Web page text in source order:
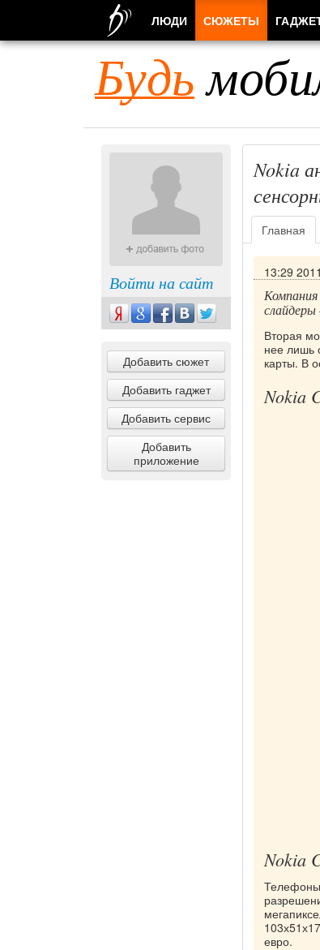
Будь
Войти на сайт
Добавить сюжет
Добавить гаджет
Добавить сервис
Добавить
приложение
Nokia
Главная
13:29
Вторая
нее лишь
карты. В
Nokia
Nokia
евро.
ЛЮДИ СЮЖЕТЫ